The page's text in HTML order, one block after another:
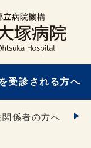
受診される方へ
関係者の方へ